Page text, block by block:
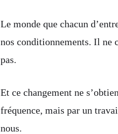
Le monde que chacun
nos conditionnements. Il ne
pas.
Et ce changement ne
fréquence, mais par un
nous.